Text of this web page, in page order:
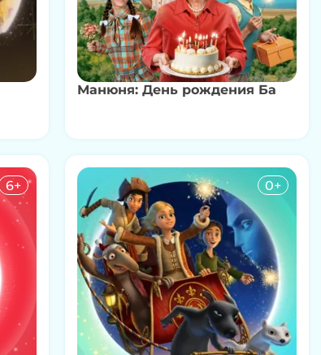
7
8
9
10
Манюня: День рождения Ба
6+ 0+